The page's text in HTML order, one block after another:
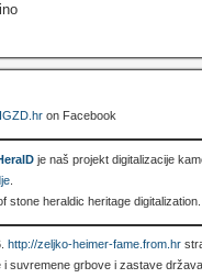
on Facebook
je naš projekt digitalizacije
stone heraldic heritage
http://zeljko-heimer-fame.from.hr
i suvremene grbove i zastave